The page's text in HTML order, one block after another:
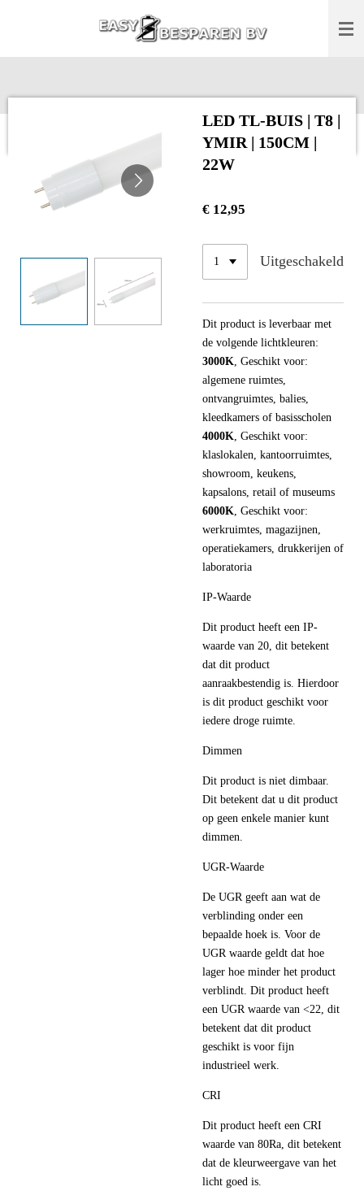
LED TL-BUIS | T8 |
YMIR | 150CM |
22W
€ 12,95
Uitgeschakeld
Dit product is leverbaar met
de volgende lichtkleuren:
3000K , Geschikt voor:
algemene ruimtes,
ontvangruimtes, balies,
kleedkamers of basisscholen
4000K , Geschikt voor:
klaslokalen, kantoorruimtes,
showroom, keukens,
kapsalons, retail of museums
6000K , Geschikt voor:
werkruimtes, magazijnen,
operatiekamers, drukkerijen of
laboratoria
IP-Waarde
Dit product heeft een IP-
waarde van 20, dit betekent
dat dit product
aanraakbestendig is. Hierdoor
is dit product geschikt voor
iedere droge ruimte.
Dimmen
Dit product is niet dimbaar.
Dit betekent dat u dit product
op geen enkele manier kunt
dimmen.
UGR-Waarde
De UGR geeft aan wat de
verblinding onder een
bepaalde hoek is. Voor de
UGR waarde geldt dat hoe
lager hoe minder het product
verblindt. Dit product heeft
een UGR waarde van <22, dit
betekent dat dit product
geschikt is voor fijn
industrieel werk.
CRI
Dit product heeft een CRI
waarde van 80Ra, dit betekent
dat de kleurweergave van het
licht goed is.